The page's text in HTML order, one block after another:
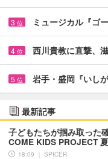
3 位 ミュージカル『ゴ
4 位 西川貴教に直撃、
5 位 岩手・盛岡『いし
最新記事
子どもたちが掴み取っ
COME KIDS PROJECT
18:09 ｜ SPICER